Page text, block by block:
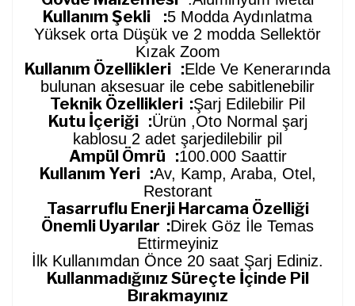
Kullanım Şekli :5 Modda Aydınlatma
Yüksek orta Düşük ve 2 modda Sellektör
Kızak Zoom
Kullanım Özellikleri :Elde Ve Kenerarında
bulunan aksesuar ile cebe sabitlenebilir
Teknik Özellikleri :Şarj Edilebilir Pil
Kutu İçeriği :Ürün ,Oto Normal şarj
kablosu 2 adet şarjedilebilir pil
Ampül Ömrü :100.000 Saattir
Kullanım Yeri :Av, Kamp, Araba, Otel,
Restorant
Tasarruflu Enerji Harcama Özelliği
Önemli Uyarılar :Direk Göz İle Temas
Ettirmeyiniz
İlk Kullanımdan Önce 20 saat Şarj Ediniz.
Kullanmadığınız Süreçte İçinde Pil
Bırakmayınız